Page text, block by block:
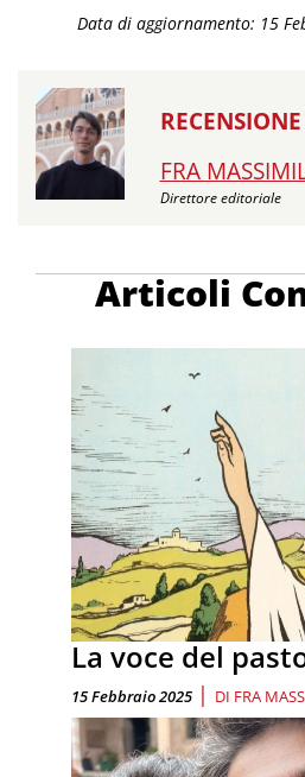
Data di aggiornamento: 15
FRA
Direttore editoriale
Articoli
La voce del
15 Febbraio 2025 | DI FRA